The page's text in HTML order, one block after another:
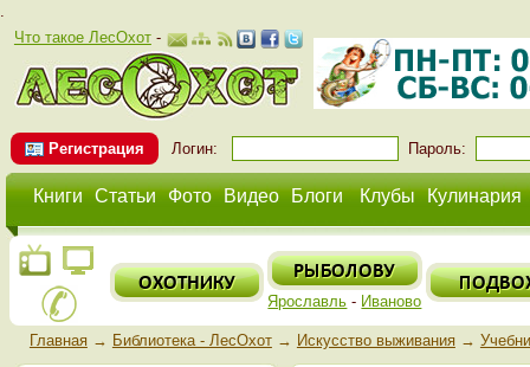
.
Что такое ЛесОхот-
Регистрация Логин: Пароль:
Книги Статьи Фото Видео Блоги Клубы Кулинария
Ярославль - Иваново
Главная→ Библиотека - ЛесОхот→ Искусство выживания→